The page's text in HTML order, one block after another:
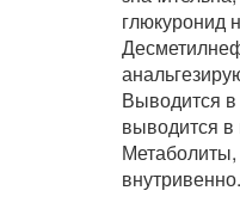
глюкуронид
Выводится
выводится
внутривенно.